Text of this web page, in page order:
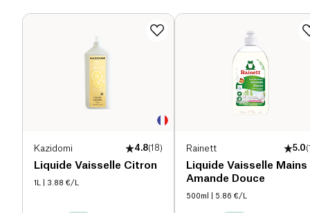
Kazidomi 4.8(18)
Liquide Vaisselle Citron
1L | 3.88 €/L
Rainett 5.0(
Liquide Vaisselle Mains
Amande Douce
500ml | 5.86 €/L